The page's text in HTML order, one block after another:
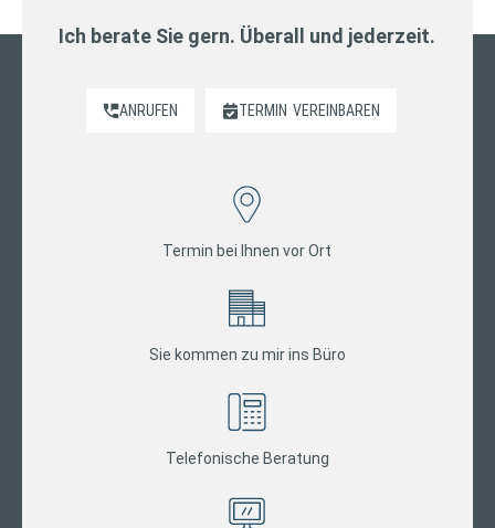
Ich berate Sie gern. Überall und jederzeit.
ANRUFEN TERMIN VEREINBAREN
Termin bei Ihnen vor Ort
Sie kommen zu mir ins Büro
Telefonische Beratung